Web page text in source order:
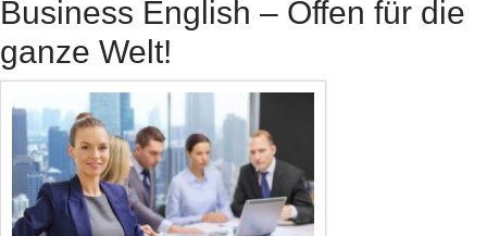
Business English – Offen für die
ganze Welt!